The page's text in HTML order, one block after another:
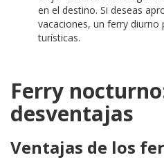
en el destino. Si deseas
vacaciones, un ferry
turísticas.
Ferry
desventajas
Ventajas de los